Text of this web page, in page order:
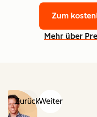
Zum
Mehr über
ZurückWeiter